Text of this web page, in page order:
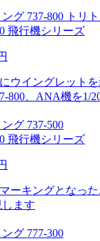
グ 737-800 トリ
飛行機シリーズ
ウイングレット
800、ANA機を1/
グ 737-500
飛行機シリーズ
ーキングとなっ
ます
グ 777-300